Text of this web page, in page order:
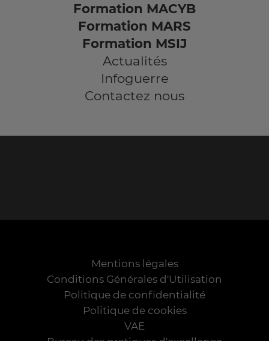
Formation MACYB
Formation MARS
Formation MSIJ
Actualités
Infoguerre
Contactez nous
Mentions légales
Conditions Générales d'Utilisation
Politique de confidentialité
Politique de cookies
VAE